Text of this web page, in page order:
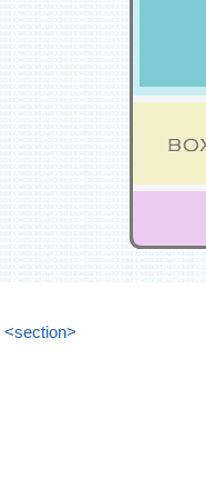
<section>